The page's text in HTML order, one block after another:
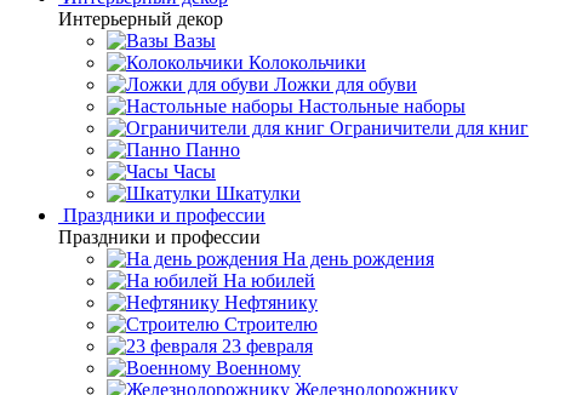
Интерьерный декор
Вазы
Колокольчики
Ложки для обуви
Настольные наборы
Ограничители для книг
Панно
Часы
Шкатулки
Праздники и профессии
Праздники и профессии
На день рождения
На юбилей
Нефтянику
Строителю
23 февраля
Военному
Железнодорожнику